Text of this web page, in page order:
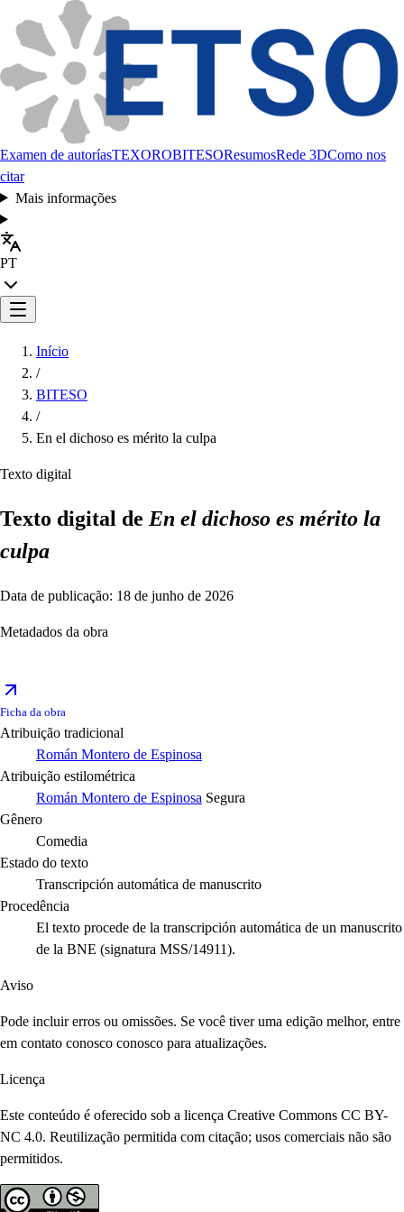
Examen de autoríasTEXOROBITESOResumosRede 3DComo nos
citar
Mais informações
PT
Início
/
BITESO
/
En el dichoso es mérito la culpa
Texto digital
Texto digital de En el dichoso es mérito la
culpa
Data de publicação: 18 de junho de 2026
Metadados da obra
Ficha da obra
Atribuição tradicional
Román Montero de Espinosa
Atribuição estilométrica
Román Montero de Espinosa Segura
Gênero
Comedia
Estado do texto
Transcripción automática de manuscrito
Procedência
El texto procede de la transcripción automática de un manuscrito
de la BNE (signatura MSS/14911).
Aviso
Pode incluir erros ou omissões. Se você tiver uma edição melhor, entre
em contato conosco conosco para atualizações.
Licença
Este conteúdo é oferecido sob a licença Creative Commons CC BY-
NC 4.0. Reutilização permitida com citação; usos comerciais não são
permitidos.